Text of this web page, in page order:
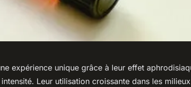
expérience unique grâce à leur effet
Leur utilisation croissante dans les